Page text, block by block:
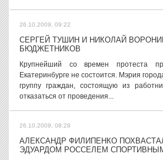
26.10.2009, 09:22
СЕРГЕЙ ТУШИН И НИКОЛАЙ
БЮДЖЕТНИКОВ
Крупнейший со времен протеста
Екатеринбурге не состоится. Мэрия
группу граждан, состоящую из
отказаться от проведения...
26.10.2009, 08:28
АЛЕКСАНДР ФИЛИПЕНКО
ЭДУАРДОМ РОССЕЛЕМ